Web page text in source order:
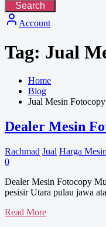
Search
Account
Tag: Jual
Home
Blog
Jual Mesin
Dealer Mesin
Rachmad Jual Harga
0
Dealer Mesin Fotocopy
pesisir Utara pulau jawa
Dealer
Read More